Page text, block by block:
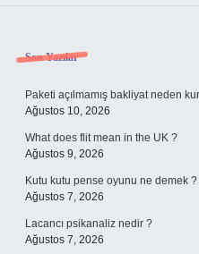
Sidebar
Son Yazılar
Paketi açılmamış bakliyat neden
Ağustos 10, 2026
What does flit mean in the UK ?
Ağustos 9, 2026
Kutu kutu pense oyunu ne demek ?
Ağustos 7, 2026
Lacancı psikanaliz nedir ?
Ağustos 7, 2026